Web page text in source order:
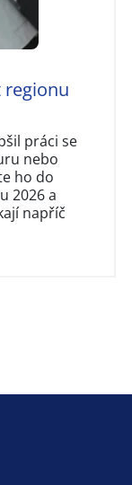
regionu
práci se
nebo
ho do
2026 a
napříč